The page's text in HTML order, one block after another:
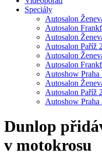
Speciály
Autosalon
Autosalon
Autosalon
Autosalon Paříž
Autosalon
Autosalon
Autoshow Praha
Autosalon
Autosalon Paříž
Autoshow Praha
Dunlop
v motokrosu